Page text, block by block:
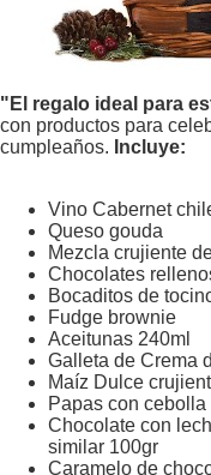
"El regalo ideal para
con productos para
cumpleaños. Incluye:
Vino Cabernet
Queso gouda
Mezcla crujiente
Chocolates
Bocaditos de
Fudge brownie
Aceitunas 240ml
Galleta de Crema
Maíz Dulce
Papas con
Chocolate con
similar 100gr
Caramelo de